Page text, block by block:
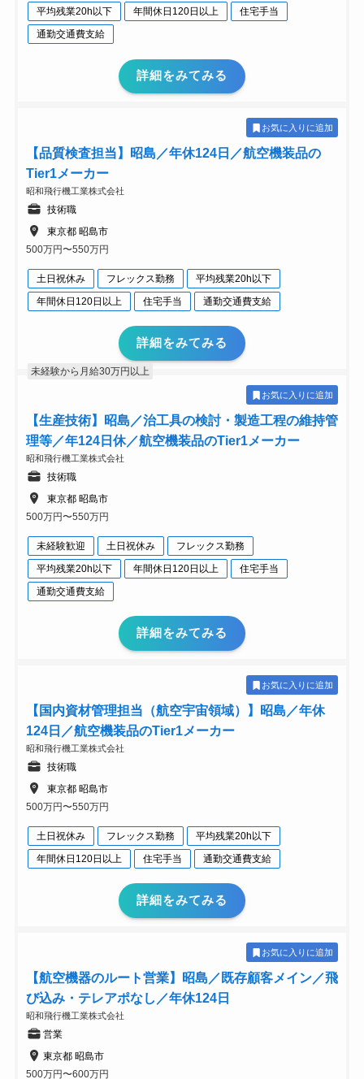
平均残業20h以下 年間休日120日以上
住宅手当
通勤交通費支給
詳細をみてみる
お気に入りに追加
【品質検査担当】昭島／年休124日／航空機装品の
Tier1メーカー
昭和飛行機工業株式会社
技術職
東京都 昭島市
500万円〜550万円
土日祝休み フレックス勤務
平均残業20h以下
年間休日120日以上
住宅手当 通勤交通費支給
詳細をみてみる
未経験から月給30万円以上
お気に入りに追加
【生産技術】昭島／治工具の検討・製造工程の維持管
理等／年124日休／航空機装品のTier1メーカー
昭和飛行機工業株式会社
技術職
東京都 昭島市
500万円〜550万円
未経験歓迎 土日祝休み
フレックス勤務
平均残業20h以下
年間休日120日以上
住宅手当
通勤交通費支給
詳細をみてみる
お気に入りに追加
【国内資材管理担当（航空宇宙領域）】昭島／年休
124日／航空機装品のTier1メーカー
昭和飛行機工業株式会社
技術職
東京都 昭島市
500万円〜550万円
土日祝休み フレックス勤務
平均残業20h以下
年間休日120日以上
住宅手当 通勤交通費支給
詳細をみてみる
お気に入りに追加
【航空機器のルート営業】昭島／既存顧客メイン／飛
び込み・テレアポなし／年休124日
昭和飛行機工業株式会社
営業
東京都 昭島市
500万円〜600万円